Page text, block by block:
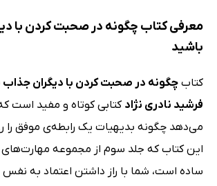
معرفی کتاب چگونه در صحبت کردن با
باشید
کتاب چگونه در صحبت کردن با دیگران جذاب
فرشید نادری نژاد کتابی کوتاه و مفید است
می‌دهد چگونه بدیهیات یک رابطه‌ی موفق را
این کتاب که جلد سوم از مجموعه مهارت‌های
ساده است، شما با راز داشتن اعتماد به